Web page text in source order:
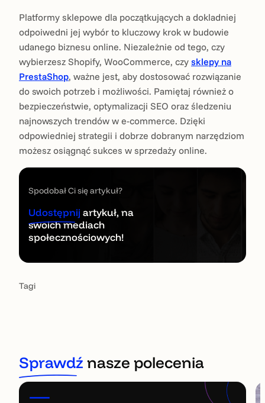
Platformy sklepowe dla początkujących a dokladniej
odpoiwedni jej wybór to kluczowy krok w budowie
udanego biznesu online. Niezależnie od tego, czy
wybierzesz Shopify, WooCommerce, czy sklepy na
PrestaShop, ważne jest, aby dostosować rozwiązanie
do swoich potrzeb i możliwości. Pamiętaj również o
bezpieczeństwie, optymalizacji SEO oraz śledzeniu
najnowszych trendów w e-commerce. Dzięki
odpowiedniej strategii i dobrze dobranym narzędziom
możesz osiągnąć sukces w sprzedaży online.
Spodobał Ci się artykuł?
Udostępnijartykuł, na
swoich mediach
społecznościowych!
Tagi
Sprawdź nasze polecenia